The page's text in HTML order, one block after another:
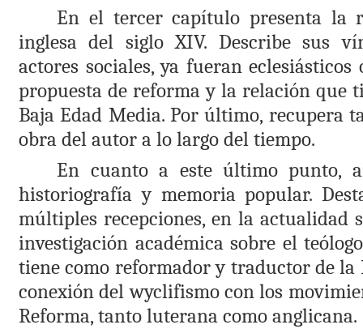
En el tercer capítulo presenta la
inglesa del sigloXIV. Describe sus
actores sociales, ya fueran eclesiásticos
propuesta de reforma y la relación que
Baja Edad Media. Por último, recupera
obra del autor a lo largo del tiempo.
En cuanto a este último punto,
historiografía y memoria popular.
múltiples recepciones, en la actualidad
investigación académica sobre el
tiene como reformador y traductor de la
conexión del wyclifismo con los
Reforma, tanto luterana como anglicana.